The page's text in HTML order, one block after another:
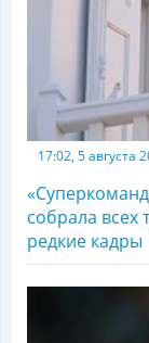
17:02, 5 августа
собрала всех
редкие кадры